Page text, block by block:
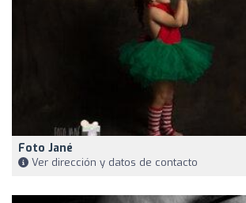
Foto Jané
Ver dirección y datos de contacto